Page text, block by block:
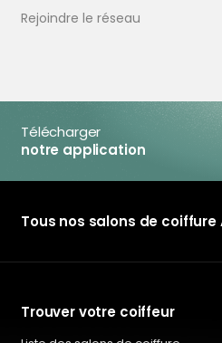
Rejoindre le réseau
Télécharger
notre application
Tous nos salons de coiffure
Trouver votre coiffeur